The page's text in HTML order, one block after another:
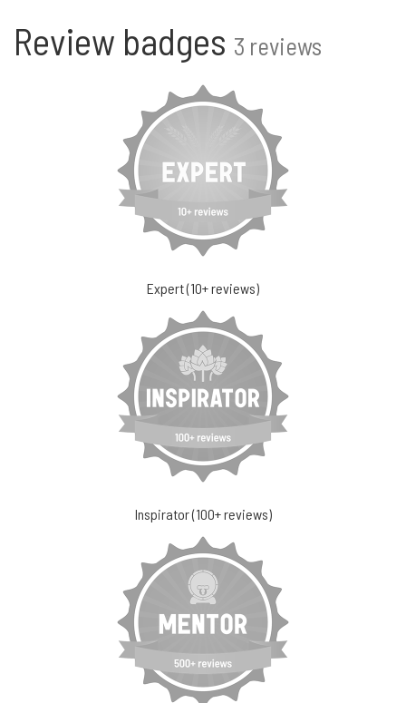
Review badges 3 reviews
Expert (10+ reviews)
Inspirator (100+ reviews)